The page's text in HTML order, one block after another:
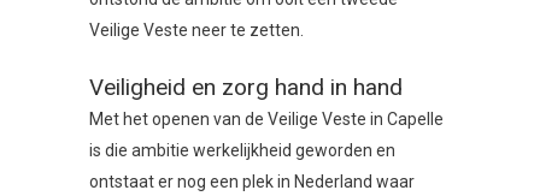
Veilige Veste neer te zetten.
Veiligheid en zorg hand in hand
Met het openen van de Veilige Veste in Capelle
is die ambitie werkelijkheid geworden en
ontstaat er nog een plek in Nederland waar